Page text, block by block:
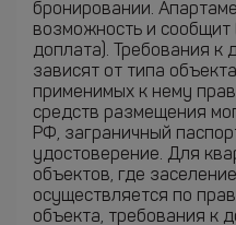
бронировании.
возможность и
доплата). Требования к
зависят от типа
применимых к нему
средств размещения
РФ, заграничный
удостоверение. Для
объектов, где
осуществляется по
объекта, требования к